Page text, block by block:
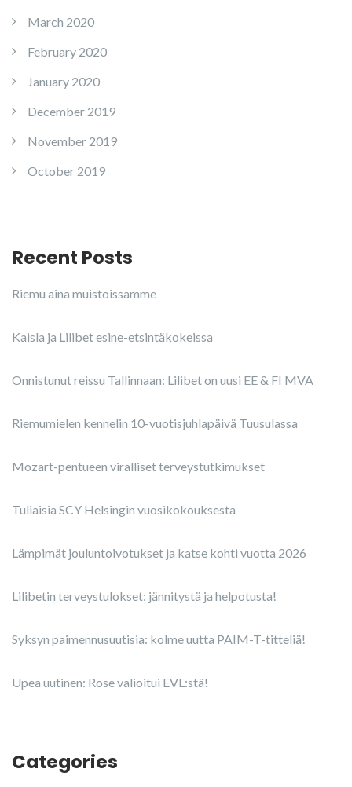
March 2020
February 2020
January 2020
December 2019
November 2019
October 2019
Recent Posts
Riemu aina muistoissamme
Kaisla ja Lilibet esine-etsintäkokeissa
Onnistunut reissu Tallinnaan: Lilibet on uusi EE & FI MVA
Riemumielen kennelin 10-vuotisjuhlapäivä Tuusulassa
Mozart-pentueen viralliset terveystutkimukset
Tuliaisia SCY Helsingin vuosikokouksesta
Lämpimät jouluntoivotukset ja katse kohti vuotta 2026
Lilibetin terveystulokset: jännitystä ja helpotusta!
Syksyn paimennusuutisia: kolme uutta PAIM-T-titteliä!
Upea uutinen: Rose valioitui EVL:stä!
Categories